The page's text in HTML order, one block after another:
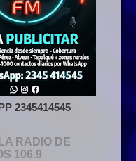
2345414545
RADIO DE
106.9